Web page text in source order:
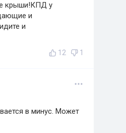
крыши!КПД у
и
и
12 1
в минус. Может